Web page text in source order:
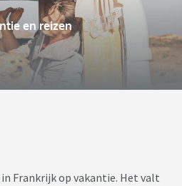
en reizen
Frankrijk op vakantie. Het valt